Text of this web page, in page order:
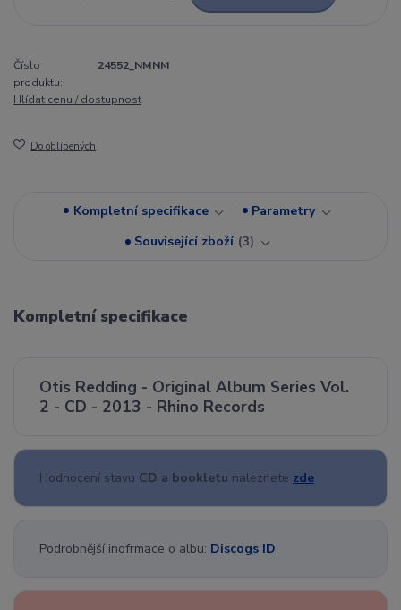
Číslo
produktu:
24552_NMNM
Hlídat cenu / dostupnost
Do oblíbených
Kompletní specifikace
Parametry
Související zboží 3
Kompletní specifikace
Otis Redding - Original Album Series Vol.
2 - CD - 2013 - Rhino Records
Hodnocení stavu CD a bookletu naleznete zde
Podrobnější inofrmace o albu: Discogs ID